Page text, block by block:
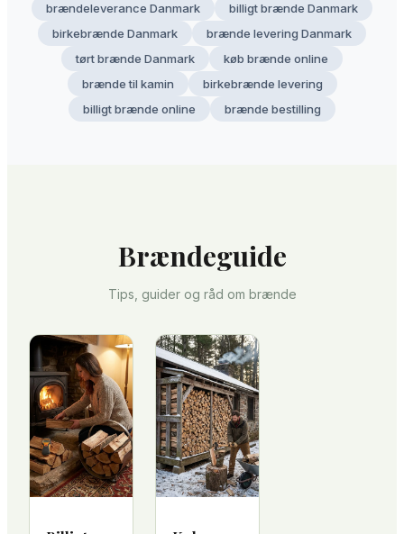
brændeleverance Danmark
billigt brænde Danmark
birkebrænde Danmark
brænde levering Danmark
tørt brænde Danmark
køb brænde online
brænde til kamin
birkebrænde levering
billigt brænde online
brænde bestilling
Brændeguide
Tips, guider og råd om brænde